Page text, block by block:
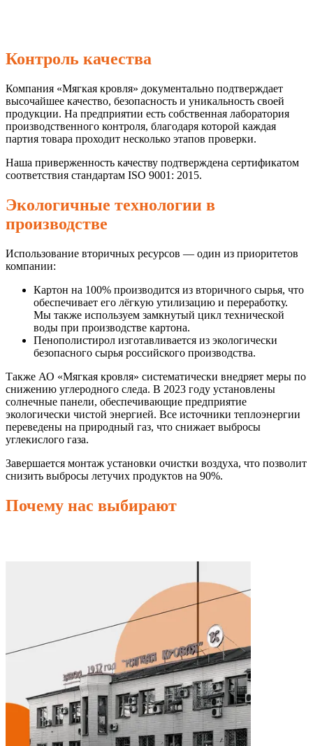
Контроль качества
Компания «Мягкая кровля» документально подтверждает
высочайшее качество, безопасность и уникальность своей
продукции. На предприятии есть собственная лаборатория
производственного контроля, благодаря которой каждая
партия товара проходит несколько этапов проверки.
Наша приверженность качеству подтверждена сертификатом
соответствия стандартам ISO 9001: 2015.
Экологичные технологии в
производстве
Использование вторичных ресурсов — один из приоритетов
компании:
Картон на 100% производится из вторичного сырья, что
обеспечивает его лёгкую утилизацию и переработку.
Мы также используем замкнутый цикл технической
воды при производстве картона.
Пенополистирол изготавливается из экологически
безопасного сырья российского производства.
Также АО «Мягкая кровля» систематически внедряет меры по
снижению углеродного следа. В 2023 году установлены
солнечные панели, обеспечивающие предприятие
экологически чистой энергией. Все источники теплоэнергии
переведены на природный газ, что снижает выбросы
углекислого газа.
Завершается монтаж установки очистки воздуха, что позволит
снизить выбросы летучих продуктов на 90%.
Почему нас выбирают